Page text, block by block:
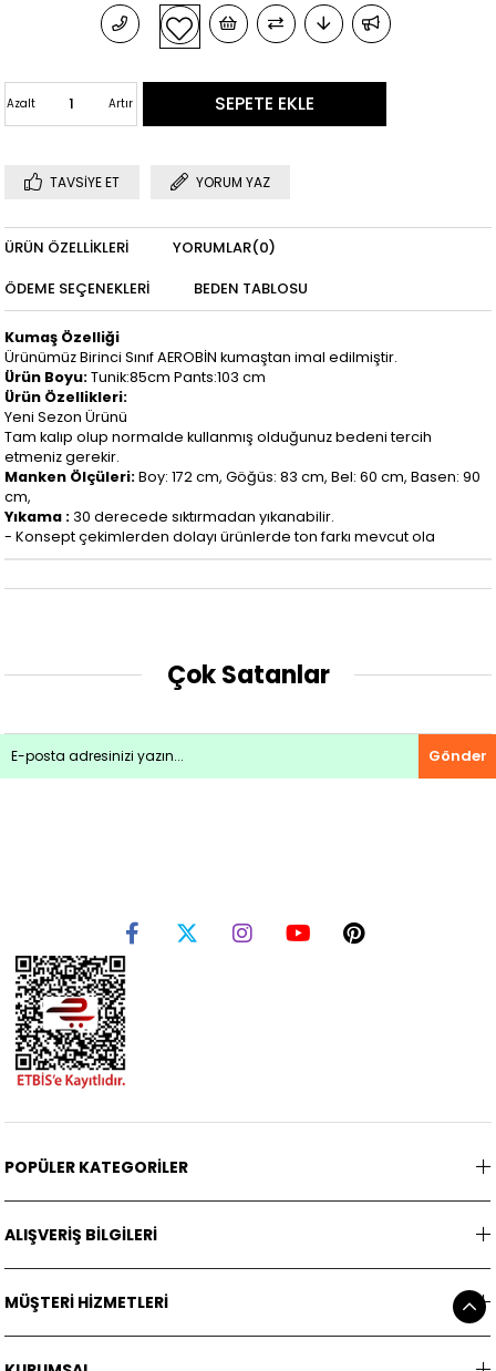
Artır
Azalt
TAVSIYE ET YORUM YAZ
ÜRÜN ÖZELLIKLERI YORUMLAR(0)
ÖDEME SEÇENEKLERI
BEDEN TABLOSU
Kumaş Özelliği
Ürünümüz Birinci Sınıf AEROBİN kumaştan imal edilmiştir.
Ürün Boyu:Tunik:85cm Pants:103 cm
Ürün Özellikleri:
Yeni Sezon Ürünü
Tam kalıp olup normalde kullanmış olduğunuz bedeni tercih
etmeniz gerekir.
Manken Ölçüleri:Boy: 172 cm, Göğüs: 83 cm, Bel: 60 cm, Basen: 90
cm,
Yıkama : 30 derecede sıktırmadan yıkanabilir.
- Konsept çekimlerden dolayı ürünlerde ton farkı mevcut ola
Çok Satanlar
Gönder
POPÜLER KATEGORİLER
ALIŞVERİŞ BİLGİLERİ
MÜŞTERİ HİZMETLERİ